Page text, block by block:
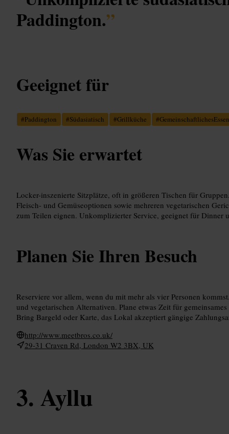
Paddington.”
Geeignet für
#Paddington #Südasiatisch #Grillküche #GemeinschaftlichesEssen
Was Sie erwartet
Locker-inszenierte Sitzplätze, oft in größeren Tischen für
Fleisch- und Gemüseoptionen sowie mehreren vegetarischen
zum Teilen eignen. Unkomplizierter Service, geeignet für Dinner
Planen Sie Ihren Besuch
Reserviere vor allem, wenn du mit mehr als vier Personen
und vegetarischen Alternativen. Plane etwas Zeit für
Bring Bargeld oder Karte, das Lokal akzeptiert gängige
http://www.meetbros.co.uk/
29-31 Craven Rd, London W2 3BX, UK
Ayllu